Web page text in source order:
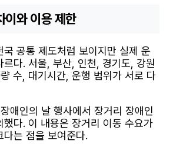
이와 이용 제한
국 공통 제도처럼 보이지만 실제 운
르다. 서울, 부산, 인천, 경기도, 강원
수, 대기시간, 운행 범위가 서로 다
애인의 날 행사에서 장거리 장애인
했다. 이 내용은 장거리 이동 수요가
는 점을 보여준다.